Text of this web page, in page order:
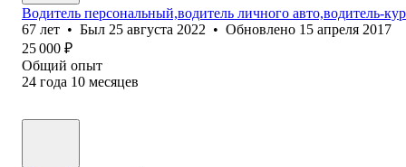
Водитель персональный,водитель личного авто,водитель-
67 лет • Был 25 августа 2022 • Обновлено 15 апреля 2017
25 000 ₽
Общий опыт
24 года 10 месяцев